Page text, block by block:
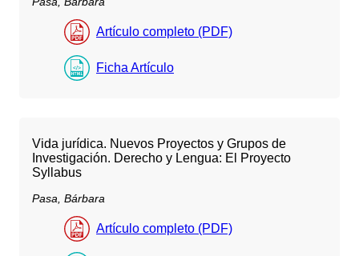
Artículo completo (PDF)
Ficha Artículo
Vida jurídica. Nuevos Proyectos y Grupos de
Investigación. Derecho y Lengua: El Proyecto
Syllabus
Pasa, Bárbara
Artículo completo (PDF)